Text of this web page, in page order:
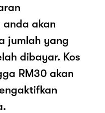
akan
jumlah yang
dibayar. Kos
RM30 akan